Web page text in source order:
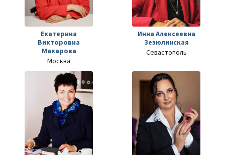
Екатерина
Викторовна
Макарова
Москва
Инна Алексеевна
Зезюлинская
Севастополь